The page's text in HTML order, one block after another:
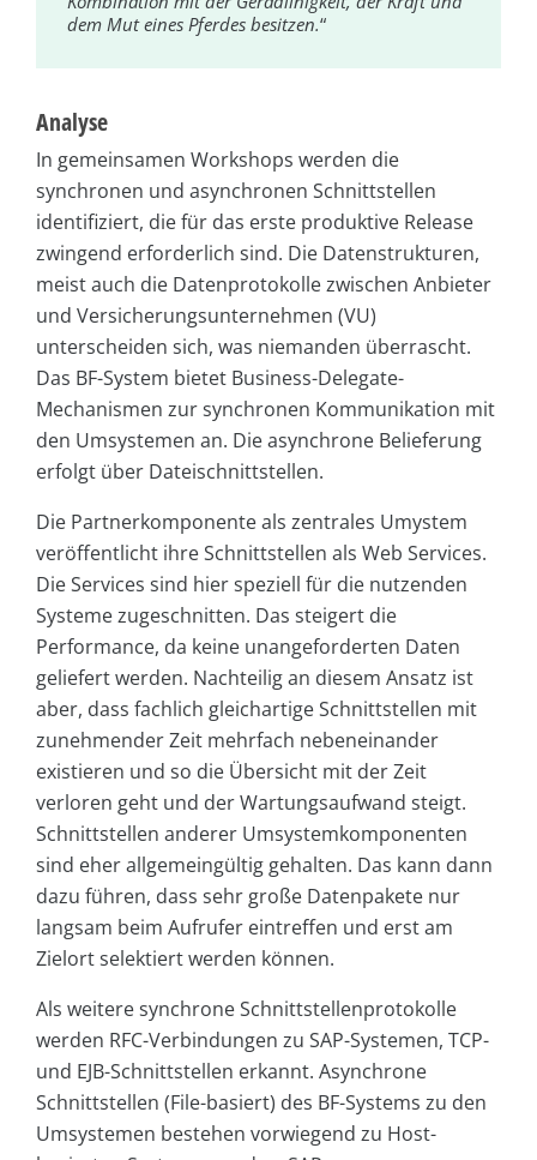
dem Mut eines Pferdes besitzen.“
Analyse
In gemeinsamen Workshops werden die
synchronen und asynchronen Schnittstellen
identifiziert, die für das erste produktive Release
zwingend erforderlich sind. Die Datenstrukturen,
meist auch die Datenprotokolle zwischen Anbieter
und Versicherungsunternehmen (VU)
unterscheiden sich, was niemanden überrascht.
Das BF-System bietet Business-Delegate-
Mechanismen zur synchronen Kommunikation mit
den Umsystemen an. Die asynchrone Belieferung
erfolgt über Dateischnittstellen.
Die Partnerkomponente als zentrales Umystem
veröffentlicht ihre Schnittstellen als Web Services.
Die Services sind hier speziell für die nutzenden
Systeme zugeschnitten. Das steigert die
Performance, da keine unangeforderten Daten
geliefert werden. Nachteilig an diesem Ansatz ist
aber, dass fachlich gleichartige Schnittstellen mit
zunehmender Zeit mehrfach nebeneinander
existieren und so die Übersicht mit der Zeit
verloren geht und der Wartungsaufwand steigt.
Schnittstellen anderer Umsystemkomponenten
sind eher allgemeingültig gehalten. Das kann dann
dazu führen, dass sehr große Datenpakete nur
langsam beim Aufrufer eintreffen und erst am
Zielort selektiert werden können.
Als weitere synchrone Schnittstellenprotokolle
werden RFC-Verbindungen zu SAP-Systemen, TCP-
und EJB-Schnittstellen erkannt. Asynchrone
Schnittstellen (File-basiert) des BF-Systems zu den
Umsystemen bestehen vorwiegend zu Host-